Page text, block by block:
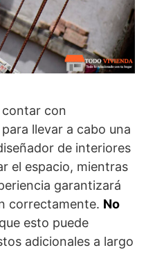
contar con
llevar a cabo una
de interiores
el espacio, mientras
garantizará
correctamente. No
esto puede
adicionales a largo